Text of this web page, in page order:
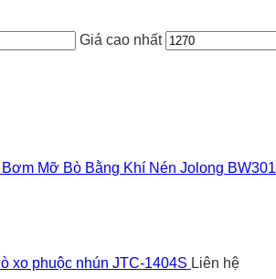
Giá cao nhất
Mỡ Bò Bằng Khí Nén Jolong BW301
xo phuộc nhún JTC-1404S Liên hệ